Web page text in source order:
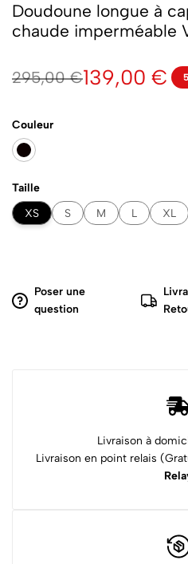
Doudoune longue à
chaude imperméable
295,00€139,00 €
Couleur
Taille
XS
S M L XL
Poser une
question
Livraison à
Livraison en point relais